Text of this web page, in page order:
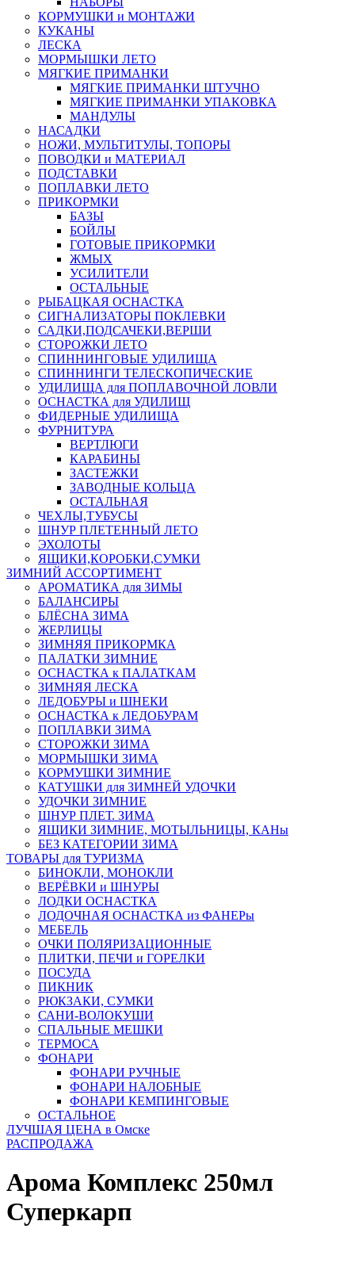
КОРМУШКИ и МОНТАЖИ
КУКАНЫ
ЛЕСКА
МОРМЫШКИ ЛЕТО
МЯГКИЕ ПРИМАНКИ
МЯГКИЕ ПРИМАНКИ ШТУЧНО
МЯГКИЕ ПРИМАНКИ УПАКОВКА
МАНДУЛЫ
НАСАДКИ
НОЖИ, МУЛЬТИТУЛЫ, ТОПОРЫ
ПОВОДКИ и МАТЕРИАЛ
ПОДСТАВКИ
ПОПЛАВКИ ЛЕТО
ПРИКОРМКИ
БАЗЫ
БОЙЛЫ
ГОТОВЫЕ ПРИКОРМКИ
ЖМЫХ
УСИЛИТЕЛИ
ОСТАЛЬНЫЕ
РЫБАЦКАЯ ОСНАСТКА
СИГНАЛИЗАТОРЫ ПОКЛЕВКИ
САДКИ,ПОДСАЧЕКИ,ВЕРШИ
СТОРОЖКИ ЛЕТО
СПИННИНГОВЫЕ УДИЛИЩА
СПИННИНГИ ТЕЛЕСКОПИЧЕСКИЕ
УДИЛИЩА для ПОПЛАВОЧНОЙ ЛОВЛИ
ОСНАСТКА для УДИЛИЩ
ФИДЕРНЫЕ УДИЛИЩА
ФУРНИТУРА
ВЕРТЛЮГИ
КАРАБИНЫ
ЗАСТЕЖКИ
ЗАВОДНЫЕ КОЛЬЦА
ОСТАЛЬНАЯ
ЧЕХЛЫ,ТУБУСЫ
ШНУР ПЛЕТЕННЫЙ ЛЕТО
ЭХОЛОТЫ
ЯЩИКИ,КОРОБКИ,СУМКИ
ЗИМНИЙ АССОРТИМЕНТ
АРОМАТИКА для ЗИМЫ
БАЛАНСИРЫ
БЛЁСНА ЗИМА
ЖЕРЛИЦЫ
ЗИМНЯЯ ПРИКОРМКА
ПАЛАТКИ ЗИМНИЕ
ОСНАСТКА к ПАЛАТКАМ
ЗИМНЯЯ ЛЕСКА
ЛЕДОБУРЫ и ШНЕКИ
ОСНАСТКА к ЛЕДОБУРАМ
ПОПЛАВКИ ЗИМА
СТОРОЖКИ ЗИМА
МОРМЫШКИ ЗИМА
КОРМУШКИ ЗИМНИЕ
КАТУШКИ для ЗИМНЕЙ УДОЧКИ
УДОЧКИ ЗИМНИЕ
ШНУР ПЛЕТ. ЗИМА
ЯЩИКИ ЗИМНИЕ, МОТЫЛЬНИЦЫ, КАНы
БЕЗ КАТЕГОРИИ ЗИМА
ТОВАРЫ для ТУРИЗМА
БИНОКЛИ, МОНОКЛИ
ВЕРЁВКИ и ШНУРЫ
ЛОДКИ ОСНАСТКА
ЛОДОЧНАЯ ОСНАСТКА из ФАНЕРы
МЕБЕЛЬ
ОЧКИ ПОЛЯРИЗАЦИОННЫЕ
ПЛИТКИ, ПЕЧИ и ГОРЕЛКИ
ПОСУДА
ПИКНИК
РЮКЗАКИ, СУМКИ
САНИ-ВОЛОКУШИ
СПАЛЬНЫЕ МЕШКИ
ТЕРМОСА
ФОНАРИ
ФОНАРИ РУЧНЫЕ
ФОНАРИ НАЛОБНЫЕ
ФОНАРИ КЕМПИНГОВЫЕ
ОСТАЛЬНОЕ
ЛУЧШАЯ ЦЕНА в Омске
РАСПРОДАЖА
Арома Комплекс 250мл
Суперкарп